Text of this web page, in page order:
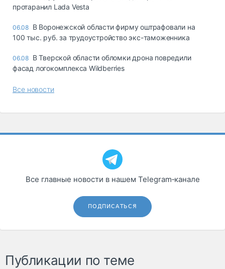
протаранил Lada Vesta
06.08 В Воронежской области фирму оштрафовали на
100 тыс. руб. за трудоустройство экс-таможенника
06.08 В Тверской области обломки дрона повредили
фасад логокомплекса Wildberries
Все новости
Все главные новости в нашем Telegram‑канале
ПОДПИСАТЬСЯ
Публикации по теме